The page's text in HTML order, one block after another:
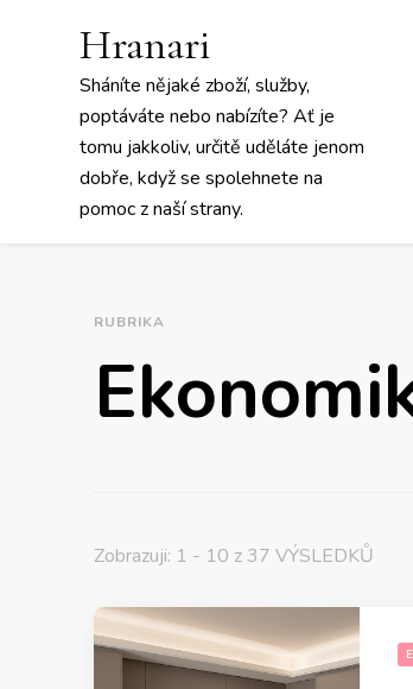
Hranari
Sháníte nějaké zboží, služby,
poptáváte nebo nabízíte? Ať je
tomu jakkoliv, určitě uděláte jenom
dobře, když se spolehnete na
pomoc z naší strany.
RUBRIKA
Zobrazuji: 1 - 10 z 37 VÝSLEDKŮ